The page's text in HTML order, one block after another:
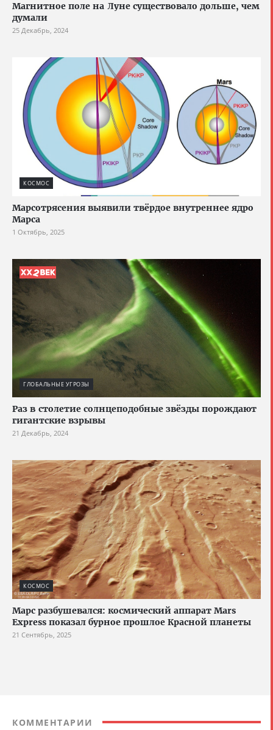
Магнитное поле на Луне существовало дольше, чем
думали
25 Декабрь, 2024
КОСМОС
Марсотрясения выявили твёрдое внутреннее ядро
Марса
1 Октябрь, 2025
ГЛОБАЛЬНЫЕ УГРОЗЫ
Раз в столетие солнцеподобные звёзды порождают
гигантские взрывы
21 Декабрь, 2024
КОСМОС
Марс разбушевался: космический аппарат Mars
Express показал бурное прошлое Красной планеты
21 Сентябрь, 2025
КОММЕНТАРИИ